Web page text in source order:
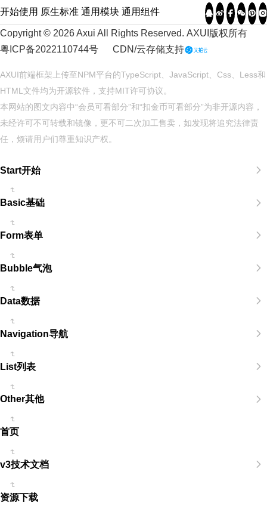
开始使用 原生标准 通用模块 通用组件
Copyright © 2026 Axui All Rights Reserved. AXUI 版权所有
粤ICP备2022110744号
CDN/云存储支持
AXUI前端框架上传至NPM平台的TypeScript、JavaScript、Css、Less和
HTML文件均为开源软件，支持MIT许可协议。
本网站的图文内容中“会员可看部分”和“扣金币可看部分”为非开源内容，
未经许可不可转载和镜像，更不可二次加工售卖，如发现将追究法律责
任，烦请用户们尊重知识产权。
Start开始
Basic基础
Form表单
Bubble气泡
Data数据
Navigation导航
List列表
Other其他
首页
v3技术文档
资源下载